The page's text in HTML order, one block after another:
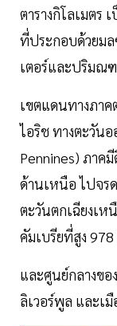
ตารางกิโลเมตร
ที่ประกอบด้วยมล
เตอร์และปริมณ
เขตแดนทางภา
ไอริช ทางตะวัน
Pennines) ภาค
ด้านเหนือ ไปจร
ตะวันตกเฉียงเ
คัมเบรียที่สูง 978
และศูนย์กลางขอ
ลิเวอร์พูล และเ